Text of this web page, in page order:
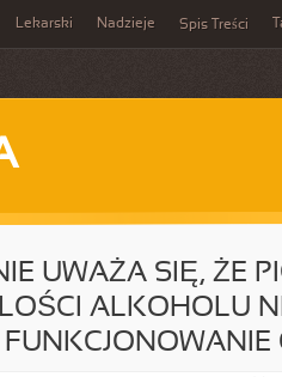
Lekarski Nadzieje Spis Treści
UWAŻA SIĘ, ŻE
ALKOHOLU